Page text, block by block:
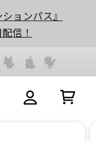
ョンパス』
信！